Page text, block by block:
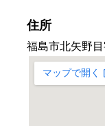
住所